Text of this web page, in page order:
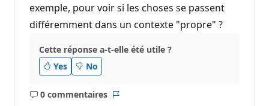
exemple, pour voir si les choses se passent
différemment dans un contexte "propre" ?
Cette réponse a-t-elle été utile ?
Yes
No
0 commentaires
Aucun